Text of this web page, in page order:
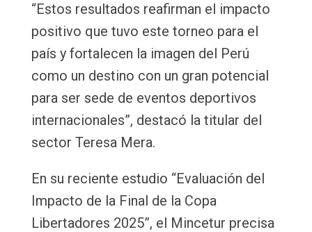
“Estos resultados reafirman el impacto
positivo que tuvo este torneo para el
país y fortalecen la imagen del Perú
como un destino con un gran potencial
para ser sede de eventos deportivos
internacionales”, destacó la titular del
sector Teresa Mera.
En su reciente estudio “Evaluación del
Impacto de la Final de la Copa
Libertadores 2025”, el Mincetur precisa